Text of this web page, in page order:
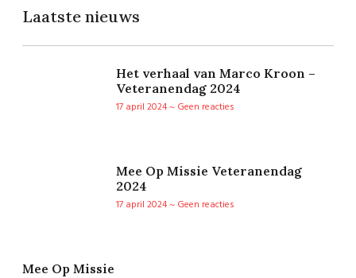
Laatste nieuws
Het verhaal van Marco Kroon –
Veteranendag 2024
17 april 2024
Geen reacties
Mee Op Missie Veteranendag
2024
17 april 2024
Geen reacties
Mee Op Missie